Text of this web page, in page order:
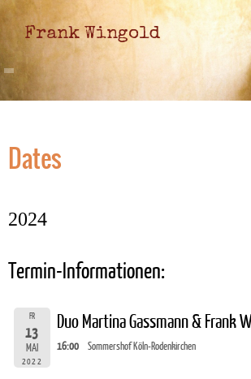
Frank Wingold
Dates
2024
Termin-Informationen:
FR
13
MAI
2022
Duo Martina Gassmann & Frank
16:00 Sommershof Köln-Rodenkirchen